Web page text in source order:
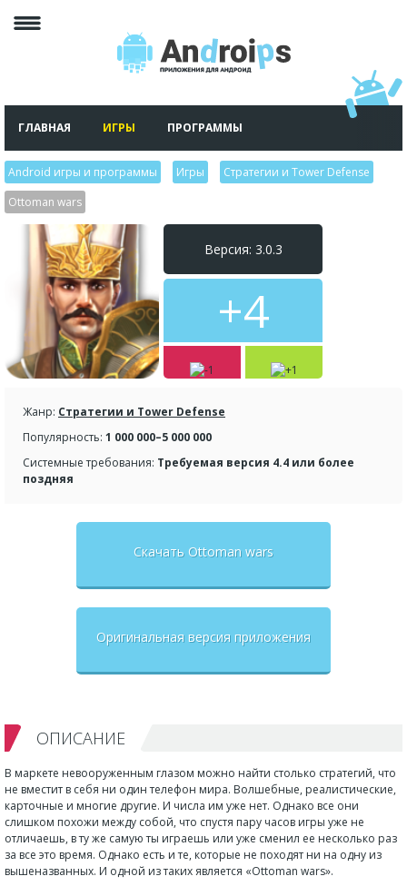
ГЛАВНАЯ ИГРЫ ПРОГРАММЫ
Android игры и программы Игры Стратегии и Tower Defense
Ottoman wars
Версия: 3.0.3
+4
Жанр: Стратегии и Tower Defense
Популярность: 1 000 000–5 000 000
Системные требования: Требуемая версия 4.4 или более
поздняя
Скачать Ottoman wars
Оригинальная версия приложения
ОПИСАНИЕ
В маркете невооруженным глазом можно найти столько стратегий, что
не вместит в себя ни один телефон мира. Волшебные, реалистические,
карточные и многие другие. И числа им уже нет. Однако все они
слишком похожи между собой, что спустя пару часов игры уже не
отличаешь, в ту же самую ты играешь или уже сменил ее несколько раз
за все это время. Однако есть и те, которые не походят ни на одну из
вышеназванных. И одной из таких является «Ottoman wars».